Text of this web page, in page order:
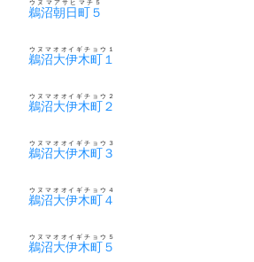
鵜沼朝日町５
ウヌマアサヒマチ５
鵜沼大伊木町１
ウヌマオオイギチョウ１
鵜沼大伊木町２
ウヌマオオイギチョウ２
鵜沼大伊木町３
ウヌマオオイギチョウ３
鵜沼大伊木町４
ウヌマオオイギチョウ４
鵜沼大伊木町５
ウヌマオオイギチョウ５